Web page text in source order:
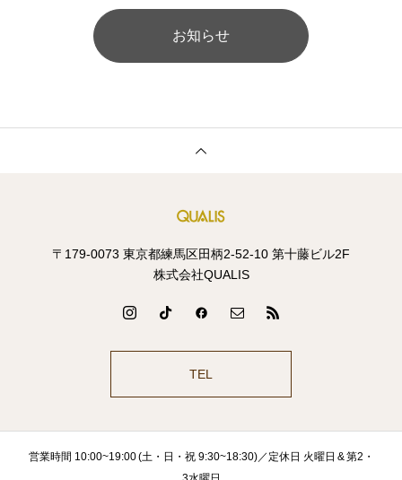
お知らせ
〒179-0073 東京都練馬区田柄2-52-10 第十藤ビル2F
株式会社QUALIS
TEL
営業時間 10:00~19:00 (土・日・祝 9:30~18:30)／定休日 火曜日 & 第2・